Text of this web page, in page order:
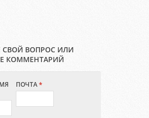
СВОЙ ВОПРОС ИЛИ
КОММЕНТАРИЙ
ПОЧТА*